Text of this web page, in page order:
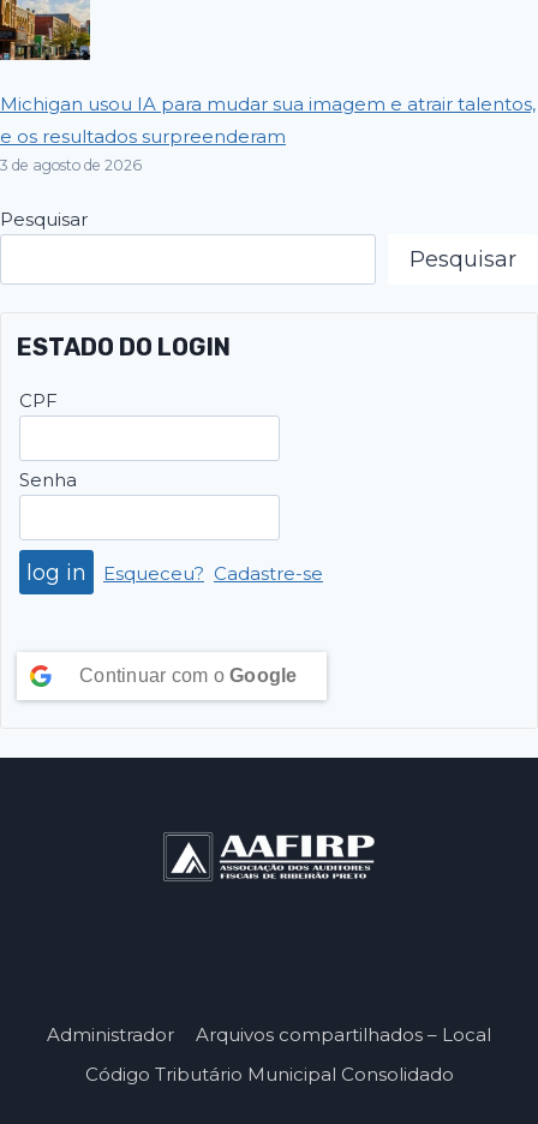
Michigan usou IA para mudar sua imagem e atrair talentos,
e os resultados surpreenderam
3 de agosto de 2026
Pesquisar
Pesquisar
ESTADO DO LOGIN
CPF
Senha
Esqueceu? Cadastre-se
Continuar com o Google
Administrador
Arquivos compartilhados – Local
Código Tributário Municipal Consolidado